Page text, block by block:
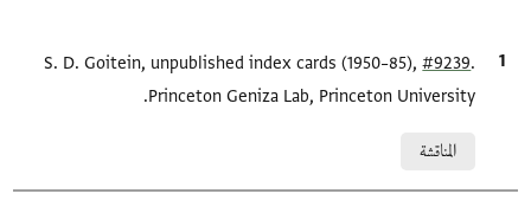
الاقتباس المرجعيS. D. Goitein, unpublished index cards (1950–85),#9239
Princeton Geniza Lab, Princeton University.
المناقشة